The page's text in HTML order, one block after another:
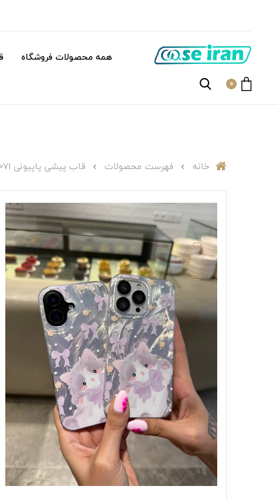
همه محصولات فروشگاه
0
خانه فهرست محصولات قاب پیشی پاپیونی C006071